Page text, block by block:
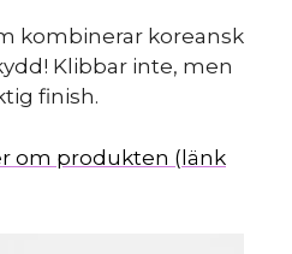
kombinerar koreansk
Klibbar inte, men
finish.
om produkten (länk